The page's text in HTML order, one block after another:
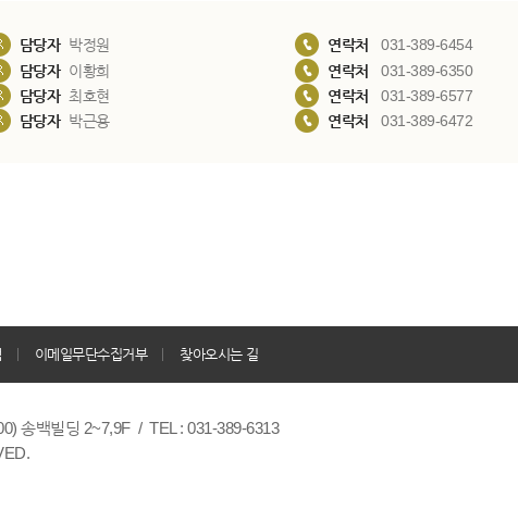
담당자 박정원 연락처
031-389-6454
담당자 이황희 연락처
031-389-6350
담당자 최호현 연락처
031-389-6577
담당자 박근용 연락처 031-389-6472
이메일무단수집거부 찾아오시는 길
송백빌딩 2~7,9F / TEL : 031-389-6313